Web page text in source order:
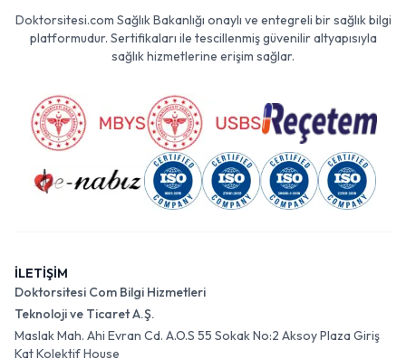
Doktorsitesi.com Sağlık Bakanlığı onaylı ve entegreli bir sağlık bilgi
platformudur. Sertifikaları ile tescillenmiş güvenilir altyapısıyla
sağlık hizmetlerine erişim sağlar.
İLETİŞİM
Doktorsitesi Com Bilgi Hizmetleri
Teknoloji ve Ticaret A.Ş.
Maslak Mah. Ahi Evran Cd. A.O.S 55 Sokak No:2 Aksoy Plaza Giriş
Kat Kolektif House